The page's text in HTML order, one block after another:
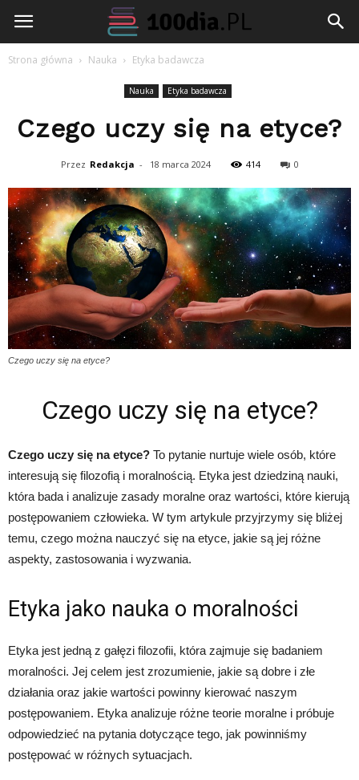
100dia.pl
Strona główna Nauka Etyka badawcza
Nauka Etyka badawcza
Czego uczy się na etyce?
Przez Redakcja - 18 marca 2024 414 0
Czego uczy się na etyce?
Czego uczy się na etyce?
Czego uczy się na etyce? To pytanie nurtuje wiele osób, które
interesują się filozofią i moralnością. Etyka jest dziedziną nauki,
która bada i analizuje zasady moralne oraz wartości, które kierują
postępowaniem człowieka. W tym artykule przyjrzymy się bliżej
temu, czego można nauczyć się na etyce, jakie są jej różne
aspekty, zastosowania i wyzwania.
Etyka jako nauka o moralności
Etyka jest jedną z gałęzi filozofii, która zajmuje się badaniem
moralności. Jej celem jest zrozumienie, jakie są dobre i złe
działania oraz jakie wartości powinny kierować naszym
postępowaniem. Etyka analizuje różne teorie moralne i próbuje
odpowiedzieć na pytania dotyczące tego, jak powinniśmy
postępować w różnych sytuacjach.